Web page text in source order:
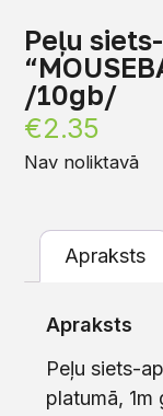
Peļu
/10gb/
€2.35
Nav noliktavā
Apraksts
Apraksts
Peļu siets-
platumā, 1m